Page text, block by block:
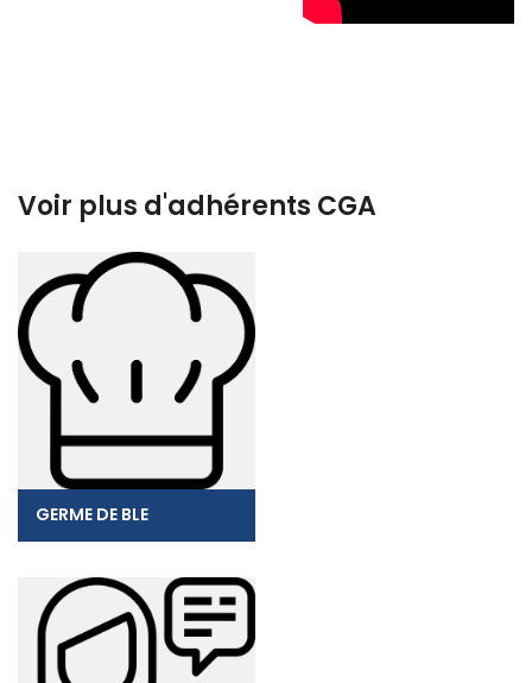
Voir plus d'adhérents CGA
GERME DE BLE